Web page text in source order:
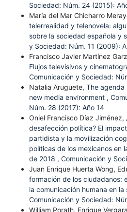
Sociedad: Núm. 24 (2015):
María del Mar Chicharro
telerrealidad y telenovela:
sobre la sociedad española y
y Sociedad: Núm. 11 (2009):
Francisco Javier Martínez
Flujos televisivos y
Comunicación y Sociedad:
Natalia Aruguete, The agenda
new media environment ,
Núm. 28 (2017): Año 14
Oniel Francisco Díaz Jiménez,
desafección política? El
partidista y la movilización
políticas de los mexicanos en
de 2018 , Comunicación y
Juan Enrique Huerta Wong,
formación de los ciudadanos:
la comunicación humana en
Comunicación y Sociedad:
William Porath, Enrique